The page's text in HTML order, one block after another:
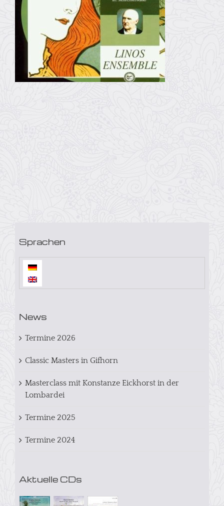
Sprachen
News
Termine 2026
Classic Masters in Gifhorn
Masterclass mit Konstanze Eickhorst in der
Lombardei
Termine 2025
Termine 2024
Aktuelle CDs